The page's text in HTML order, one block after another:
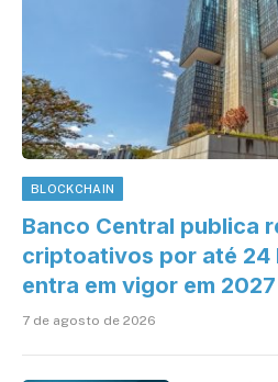
BLOCKCHAIN
Banco Central publica
criptoativos por até 24
entra em vigor em 2027
7 de agosto de 2026